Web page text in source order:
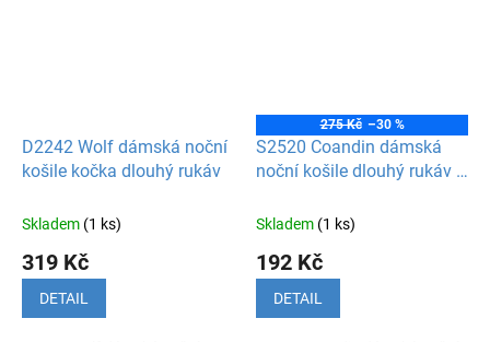
D2242 Wolf dámská noční
košile kočka dlouhý rukáv
Skladem (1 ks)
319 Kč
DETAIL
275 Kč –30 %
S2520 Coandin dámská
noční košile dlouhý rukáv -
Skladem (1 ks)
192 Kč
DETAIL